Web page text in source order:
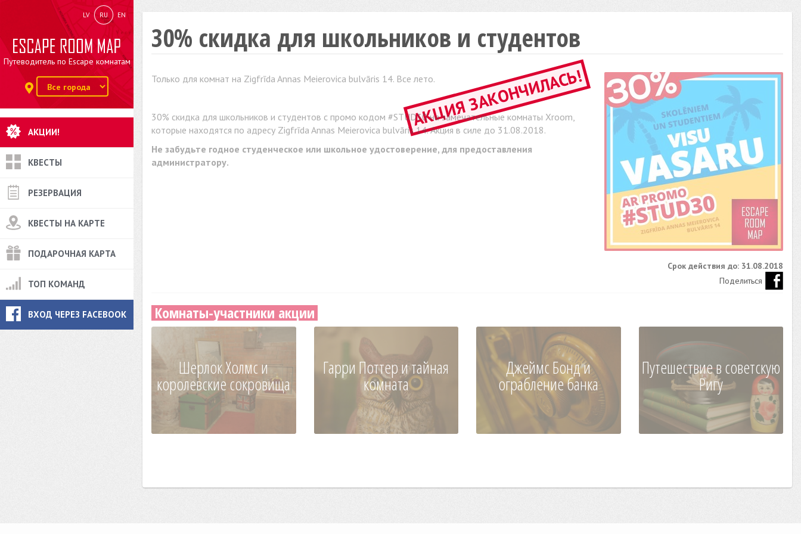
LV RU EN
Путеводитель по Escape комнатам
АКЦИИ!
КВЕСТЫ
РЕЗЕРВАЦИЯ
КВЕСТЫ НА КАРТЕ
ПОДАРОЧНАЯ КАРТА
ТОП КОМАНД
ВХОД ЧЕРЕЗ FACEBOOK
30% скидка для школьников и студентов
АКЦИЯ ЗАКОНЧИЛАСЬ!
Только для комнат на Zigfrīda Annas Meierovica bulvāris 14. Все лето.
30% скидка для школьников и студентов с промо кодом #STUD30 на замечательные комнаты Xroom,
которые находятся по адресу Zigfrīda Annas Meierovica bulvāris 14. Акция в силе до 31.08.2018.
Не забудьте годное студенческое или школьное удостоверение, для предоставления
администратору.
Срок действия до: 31.08.2018
Поделиться
Комнаты-участники акции
Шерлок Холмс и
королевские сокровища
Гарри Поттер и тайная
комната
Джеймс Бонд и
ограбление банка
Путешествие в советскую
Ригу